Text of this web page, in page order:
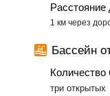
​1 км через
Бассейн
Количество
​три открытых